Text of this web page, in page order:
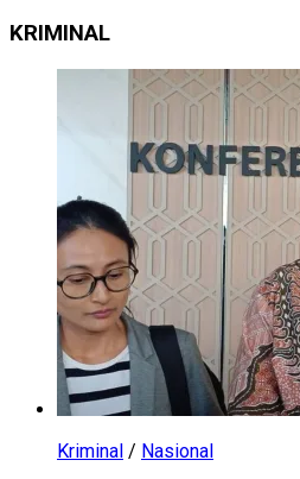
KRIMINAL
Kriminal / Nasional